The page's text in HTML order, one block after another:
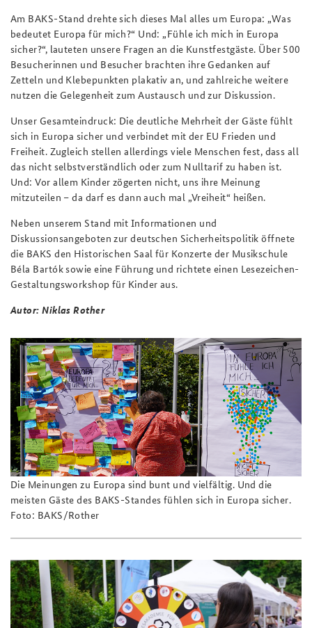
Am BAKS-Stand drehte sich dieses Mal alles um Europa: „Was
bedeutet Europa für mich?“ Und: „Fühle ich mich in Europa
sicher?“, lauteten unsere Fragen an die Kunstfestgäste. Über 500
Besucherinnen und Besucher brachten ihre Gedanken auf
Zetteln und Klebepunkten plakativ an, und zahlreiche weitere
nutzen die Gelegenheit zum Austausch und zur Diskussion.
Unser Gesamteindruck: Die deutliche Mehrheit der Gäste fühlt
sich in Europa sicher und verbindet mit der EU Frieden und
Freiheit. Zugleich stellen allerdings viele Menschen fest, dass all
das nicht selbstverständlich oder zum Nulltarif zu haben ist.
Und: Vor allem Kinder zögerten nicht, uns ihre Meinung
mitzuteilen – da darf es dann auch mal „Vreiheit“ heißen.
Neben unserem Stand mit Informationen und
Diskussionsangeboten zur deutschen Sicherheitspolitik öffnete
die BAKS den Historischen Saal für Konzerte der Musikschule
Béla Bartók sowie eine Führung und richtete einen Lesezeichen-
Gestaltungsworkshop für Kinder aus.
Autor: Niklas Rother
Die Meinungen zu Europa sind bunt und vielfältig. Und die
meisten Gäste des BAKS-Standes fühlen sich in Europa sicher.
Foto: BAKS/Rother